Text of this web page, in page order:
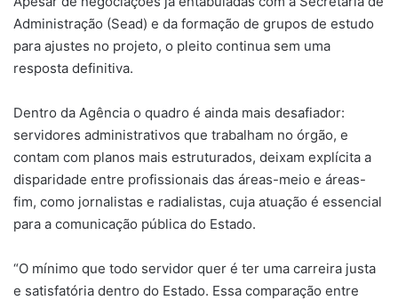
Administração (Sead) e da formação de grupos de estudo
para ajustes no projeto, o pleito continua sem uma
resposta definitiva.
Dentro da Agência o quadro é ainda mais desafiador:
servidores administrativos que trabalham no órgão, e
contam com planos mais estruturados, deixam explícita a
disparidade entre profissionais das áreas-meio e áreas-
fim, como jornalistas e radialistas, cuja atuação é essencial
para a comunicação pública do Estado.
“O mínimo que todo servidor quer é ter uma carreira justa
e satisfatória dentro do Estado. Essa comparação entre